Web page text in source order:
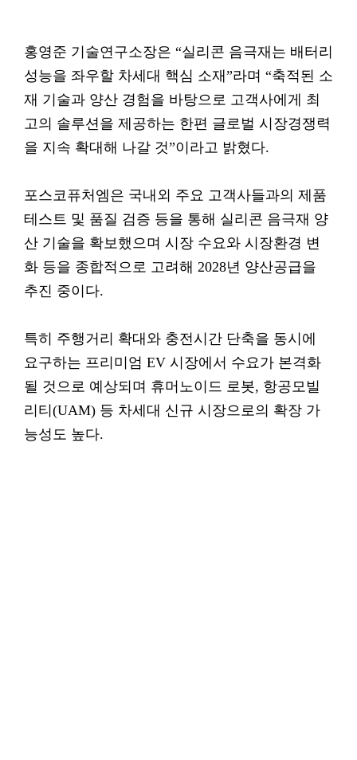
홍영준 기술연구소장은 “실리콘 음극재는 배터리
성능을 좌우할 차세대 핵심 소재”라며 “축적된 소
재 기술과 양산 경험을 바탕으로 고객사에게 최
고의 솔루션을 제공하는 한편 글로벌 시장경쟁력
을 지속 확대해 나갈 것”이라고 밝혔다.
포스코퓨처엠은 국내외 주요 고객사들과의 제품
테스트 및 품질 검증 등을 통해 실리콘 음극재 양
산 기술을 확보했으며 시장 수요와 시장환경 변
화 등을 종합적으로 고려해 2028년 양산공급을
추진 중이다.
특히 주행거리 확대와 충전시간 단축을 동시에
요구하는 프리미엄 EV 시장에서 수요가 본격화
될 것으로 예상되며 휴머노이드 로봇, 항공모빌
리티(UAM) 등 차세대 신규 시장으로의 확장 가
능성도 높다.